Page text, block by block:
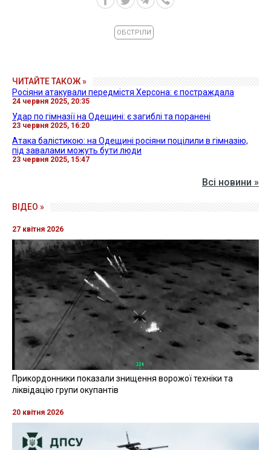
ОБСТРІЛИ
ЧИТАЙТЕ ТАКОЖ »
Росіяни атакували передмістя Херсона: є постраждала
24 червня 2025, 20:35
Удар по гімназії на Одещині: є загиблі та поранені
23 червня 2025, 16:20
Атака балістикою: на Одещині росіяни поцілили в гімназію,
під завалами можуть бути люди
23 червня 2025, 15:47
Всі новини »
ВІДЕО »
27 квітня 2026
Прикордонники показали знищення ворожої техніки та
ліквідацію групи окупантів
20 квітня 2026